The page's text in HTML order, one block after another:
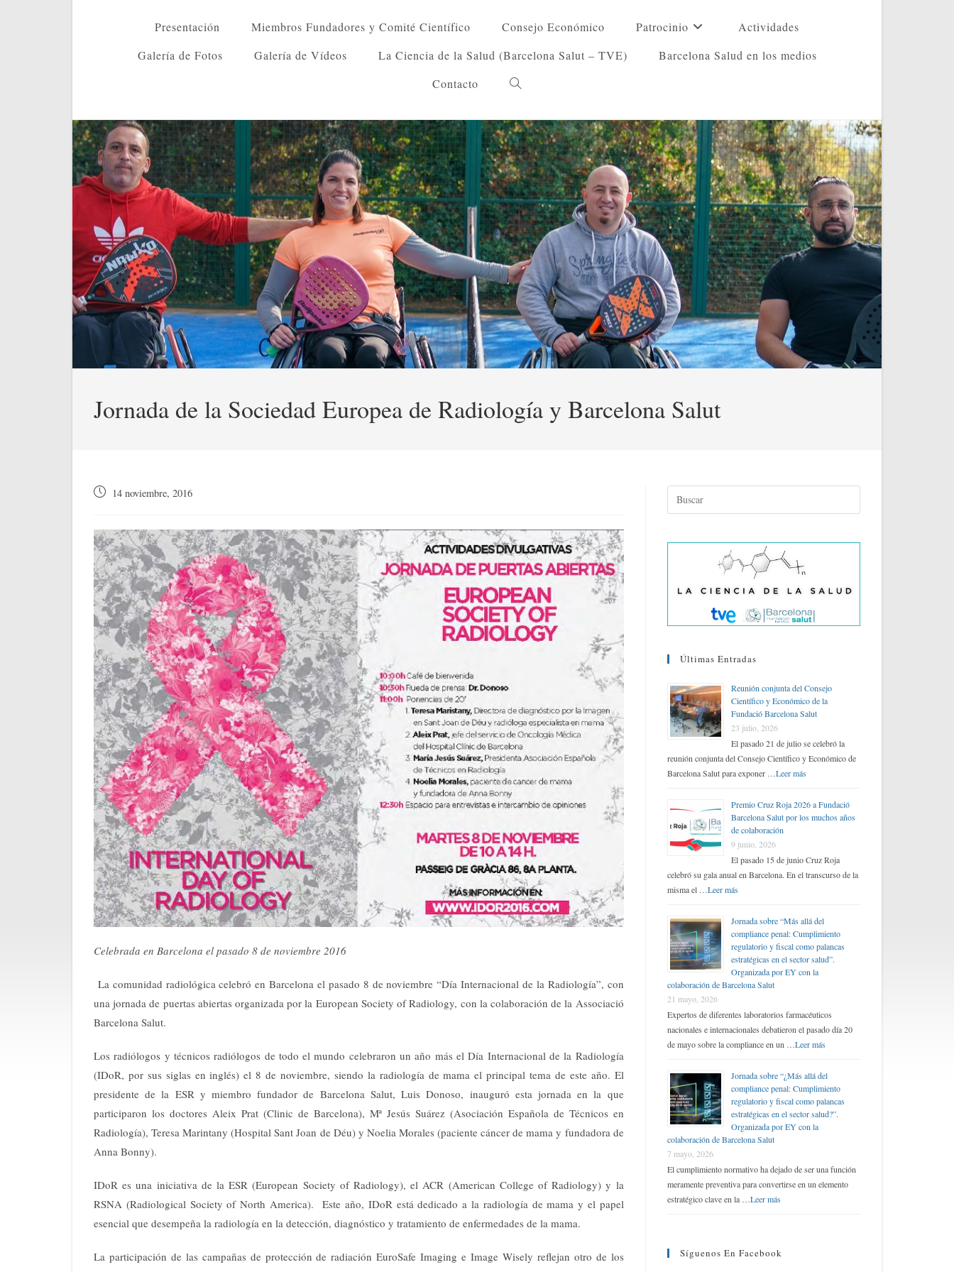
Presentación Miembros Fundadores y Comité Científico Consejo Económico Patrocinio
Actividades
Galería de Fotos
Galería de Vídeos La Ciencia de la Salud (Barcelona Salut – TVE)
Barcelona Salud en los medios
Contacto
Alternar
de
la
web
Jornada de la Sociedad Europea de Radiología y Barcelona Salut
Publicación
entrada:
14 noviembre, 2016
Celebrada en Barcelona el pasado 8 de noviembre 2016
La comunidad radiológica celebró en Barcelona el pasado 8 de noviembre “Día Internacional de la Radiología”, con
una jornada de puertas abiertas organizada por la European Society of Radiology, con la colaboración de la Associació
Barcelona Salut.
Los radiólogos y técnicos radiólogos de todo el mundo celebraron un año más el Día Internacional de la Radiología
(IDoR, por sus siglas en inglés) el 8 de noviembre, siendo la radiología de mama el principal tema de este año. El
presidente de la ESR y miembro fundador de Barcelona Salut, Luis Donoso, inauguró esta jornada en la que
participaron los doctores Aleix Prat (Clinic de Barcelona), Mª Jesús Suárez (Asociación Española de Técnicos en
Radiología), Teresa Marintany (Hospital Sant Joan de Déu) y Noelia Morales (paciente cáncer de mama y fundadora de
Anna Bonny).
IDoR es una iniciativa de la ESR (European Society of Radiology), el ACR (American College of Radiology) y la
RSNA (Radiological Society of North America). Este año, IDoR está dedicado a la radiología de mama y el papel
esencial que desempeña la radiología en la detección, diagnóstico y tratamiento de enfermedades de la mama.
La participación de las campañas de protección de radiación EuroSafe Imaging e Image Wisely reflejan otro de los
Últimas Entradas
Reunión conjunta del Consejo
Científico y Económico de la
Fundació Barcelona Salut
23 julio, 2026
El pasado 21 de julio se celebró la
reunión conjunta del Consejo Científico y Económico de
Barcelona Salut para exponer …Leer más
Premio Cruz Roja 2026 a Fundació
Barcelona Salut por los muchos años
de colaboración
9 junio, 2026
El pasado 15 de junio Cruz Roja
celebró su gala anual en Barcelona. En el transcurso de la
misma el …Leer más
Jornada sobre “Más allá del
compliance penal: Cumplimiento
regulatorio y fiscal como palancas
estratégicas en el sector salud”.
Organizada por EY con la
colaboración de Barcelona Salut
21 mayo, 2026
Expertos de diferentes laboratorios farmacéuticos
nacionales e internacionales debatieron el pasado día 20
de mayo sobre la compliance en un …Leer más
Jornada sobre “¿Más allá del
compliance penal: Cumplimiento
regulatorio y fiscal como palancas
estratégicas en el sector salud?”.
Organizada por EY con la
colaboración de Barcelona Salut
7 mayo, 2026
El cumplimiento normativo ha dejado de ser una función
meramente preventiva para convertirse en un elemento
estratégico clave en la …Leer más
Síguenos En Facebook